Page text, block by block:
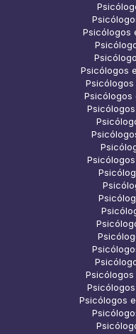
Psicólogos
Psicólogos
Psicólogos
Psicólogos
Psicólogos